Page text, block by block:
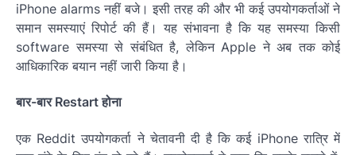
iPhone alarms नहीं बजे। इसी तरह की और भी कई उपयोगकर्ताओं ने
समान समस्याएं रिपोर्ट की हैं। यह संभावना है कि यह समस्या किसी
software समस्या से संबंधित है, लेकिन Apple ने अब तक कोई
आधिकारिक बयान नहीं जारी किया है।
बार-बार Restart होना
एक Reddit उपयोगकर्ता ने चेतावनी दी है कि कई iPhone रात्रि में